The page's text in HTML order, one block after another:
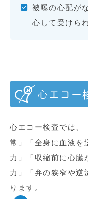
被曝の心配が
心して受けら
心エコー
心エコー検査では、
常」「全身に血液を
力」「収縮前に心臓
力」「弁の狭窄や逆
ります。